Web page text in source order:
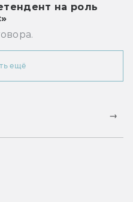
на роль
ещё